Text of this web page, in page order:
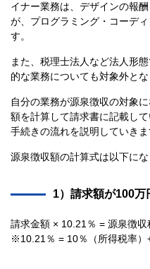
イナー業務は、デザインの報
が、プログラミング・コーデ
す。
また、税理士法人など法人形
的な業務についても対象外と
自分の業務が源泉徴収の対象
額を計算して請求書に記載し
手続きの流れを説明していきま
源泉徴収額の計算式は以下にな
1）請求額が100万
請求金額 × 10.21％ = 源泉徴収
※10.21％ = 10％（所得税率）